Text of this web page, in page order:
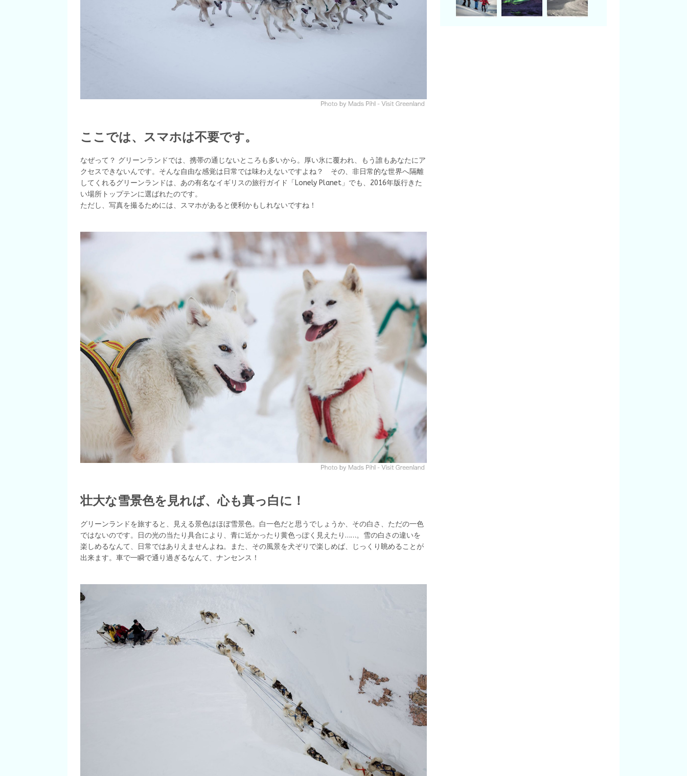
ここでは、スマホは不要です。
なぜって？ グリーンランドでは、携帯の通じないところも多いから。厚い氷に覆われ、もう誰もあなたにア
クセスできないんです。そんな自由な感覚は日常では味わえないですよね？ その、非日常的な世界へ隔離
してくれるグリーンランドは、あの有名なイギリスの旅行ガイド「Lonely Planet」でも、2016年版行きた
い場所トップテンに選ばれたのです。
ただし、写真を撮るためには、スマホがあると便利かもしれないですね！
壮大な雪景色を見れば、心も真っ白に！
グリーンランドを旅すると、見える景色はほぼ雪景色。白一色だと思うでしょうか、その白さ、ただの一色
ではないのです。日の光の当たり具合により、青に近かったり黄色っぽく見えたり……。雪の白さの違いを
楽しめるなんて、日常ではありえませんよね。また、その風景を犬ぞりで楽しめば、じっくり眺めることが
出来ます。車で一瞬で通り過ぎるなんて、ナンセンス！